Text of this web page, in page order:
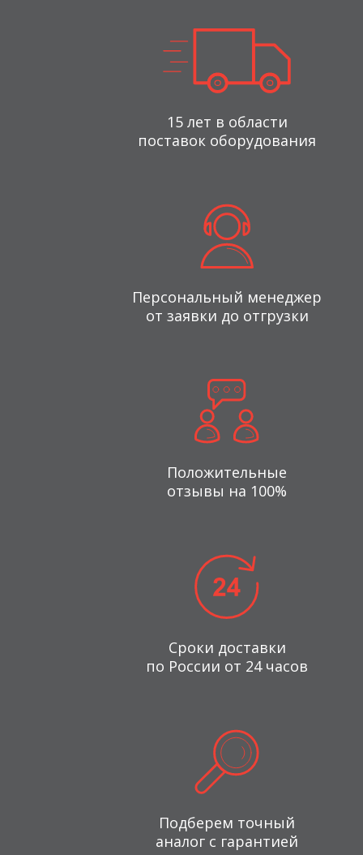
15 лет в области
поставок оборудования
Персональный менеджер
от заявки до отгрузки
Положительные
отзывы на 100%
Сроки доставки
по России от 24 часов
Подберем точный
аналог с гарантией